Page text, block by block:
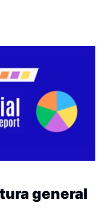
general